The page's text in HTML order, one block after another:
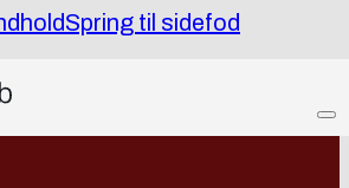
Spring til sidefod